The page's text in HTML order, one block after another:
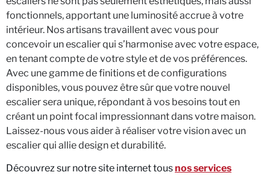
fonctionnels, apportant une luminosité accrue à votre
intérieur. Nos artisans travaillent avec vous pour
concevoir un escalier qui s’harmonise avec votre espace,
en tenant compte de votre style et de vos préférences.
Avec une gamme de finitions et de configurations
disponibles, vous pouvez être sûr que votre nouvel
escalier sera unique, répondant à vos besoins tout en
créant un point focal impressionnant dans votre maison.
Laissez-nous vous aider à réaliser votre vision avec un
escalier qui allie design et durabilité.
Découvrez sur notre site internet tousnos services